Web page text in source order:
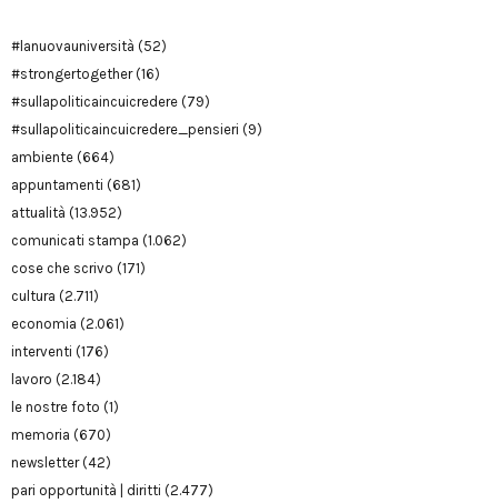
#lanuovauniversità (52)
#strongertogether(16)
#sullapoliticaincuicredere (79)
#sullapoliticaincuicredere_pensieri (9)
ambiente (664)
appuntamenti (681)
attualità (13.952)
comunicati stampa (1.062)
cose che scrivo (171)
cultura (2.711)
economia (2.061)
interventi (176)
lavoro (2.184)
le nostre foto (1)
memoria (670)
newsletter(42)
pari opportunità | diritti (2.477)